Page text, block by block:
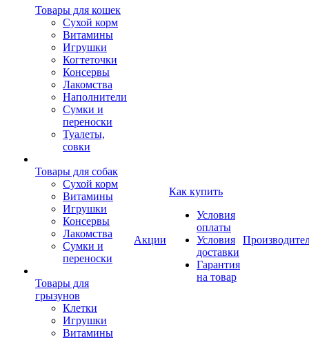
Товары для кошек
Cухой корм
Витамины
Игрушки
Когтеточки
Консервы
Лакомства
Наполнители
Сумки и
переноски
Туалеты,
совки
Товары для собак
Cухой корм
Витамины
Игрушки
Консервы
Лакомства
Сумки и
переноски
Товары для
грызунов
Клетки
Игрушки
Витамины
Акции
Как купить
Условия
оплаты
Условия
доставки
Гарантия
на товар